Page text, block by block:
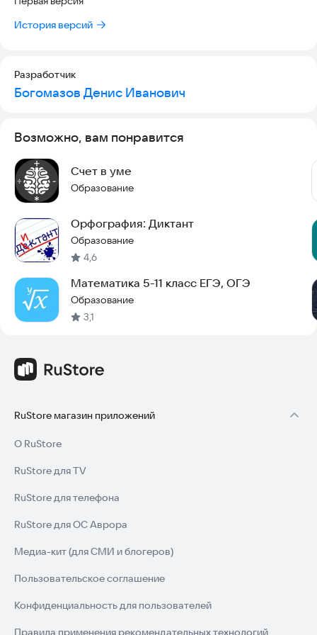
История версий
Разработчик
Богомазов Денис Иванович
Возможно, вам понравится
Счет в уме
Образование
Орфография: Диктант
Образование
4,6
Математика 5-11 класс ЕГЭ, ОГЭ
Образование
3,1
RuStore магазин приложений
О RuStore
RuStore для TV
RuStore для телефона
RuStore для ОС Аврора
Медиа-кит (для СМИ и блогеров)
Пользовательское соглашение
Конфиденциальность для пользователей
Правила применения рекомендательных технологий